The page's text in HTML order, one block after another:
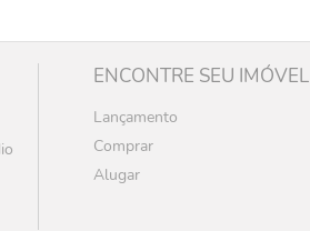
ENCONTRE SEU IMÓVEL
Lançamento
Comprar
Alugar